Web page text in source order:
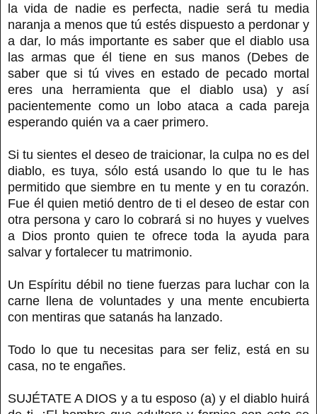
la vida de nadie es perfecta, nadie será tu media
naranja a menos que tú estés dispuesto a perdonar y
a dar, lo más importante es saber que el diablo usa
las armas que él tiene en sus manos (Debes de
saber que si tú vives en estado de pecado mortal
eres una herramienta que el diablo usa) y así
pacientemente como un lobo ataca a cada pareja
esperando quién va a caer primero.
Si tu sientes el deseo de traicionar, la culpa no es del
diablo, es tuya, sólo está usando lo que tu le has
permitido que siembre en tu mente y en tu corazón.
Fue él quien metió dentro de ti el deseo de estar con
otra persona y caro lo cobrará si no huyes y vuelves
a Dios pronto quien te ofrece toda la ayuda para
salvar y fortalecer tu matrimonio.
Un Espíritu débil no tiene fuerzas para luchar con la
carne llena de voluntades y una mente encubierta
con mentiras que satanás ha lanzado.
Todo lo que tu necesitas para ser feliz, está en su
casa, no te engañes.
SUJÉTATE A DIOS y a tu esposo (a) y el diablo huirá